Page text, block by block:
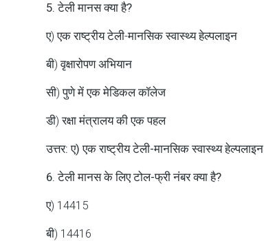
5. टेली मानस क्या है?
ए) एक राष्ट्रीय टेली-मानसिक स्वास्थ्य हेल्पलाइन
बी) वृक्षारोपण अभियान
सी) पुणे में एक मेडिकल कॉलेज
डी) रक्षा मंत्रालय की एक पहल
उत्तर: ए) एक राष्ट्रीय टेली-मानसिक स्वास्थ्य हेल्पलाइन
6. टेली मानस के लिए टोल-फ्री नंबर क्या है?
ए) 14415
बी) 14416